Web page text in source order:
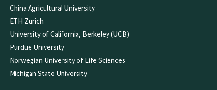
China Agricultural University
ETH Zurich
University of California, Berkeley (UCB)
Purdue University
Norwegian University of Life Sciences
Michigan State University